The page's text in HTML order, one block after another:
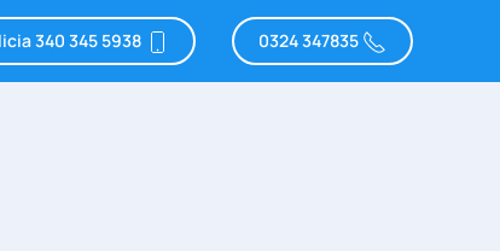
340 345 5938 0324 347835